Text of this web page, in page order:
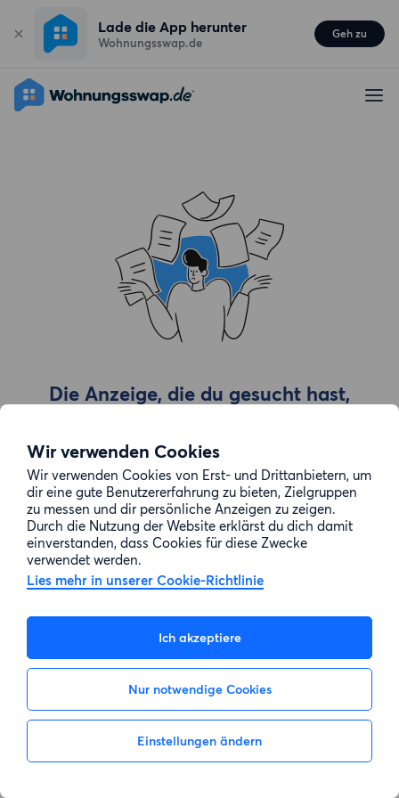
Wir verwenden Cookies
Wir verwenden Cookies von Erst- und Drittanbietern, um
dir eine gute Benutzererfahrung zu bieten, Zielgruppen
zu messen und dir persönliche Anzeigen zu zeigen.
Durch die Nutzung der Website erklärst du dich damit
einverstanden, dass Cookies für diese Zwecke
verwendet werden.
Lies mehr in unserer Cookie-Richtlinie
Ich akzeptiere
Nur notwendige Cookies
Einstellungen ändern
Lade die App herunter
Wohnungsswap.de
Geh zu
Die Anzeige, die du gesucht hast,
Zur Suche gehen